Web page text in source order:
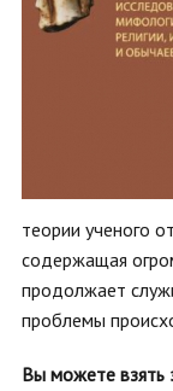
теории ученого
содержащая
продолжает
проблемы
Вы можете взять